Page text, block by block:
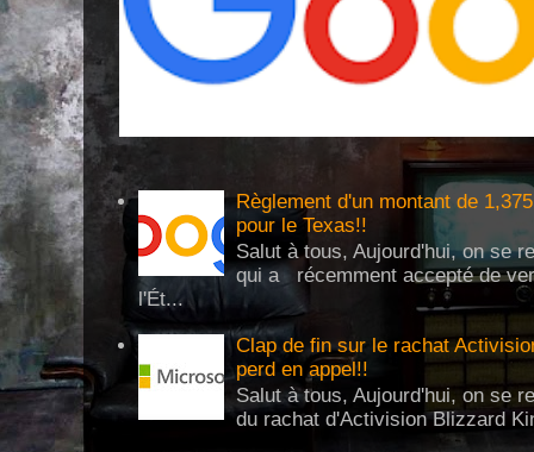
Règlement d'un montant de
pour le Texas!!
Salut à tous, Aujourd'hui, on se
qui a récemment accepté de
l'Ét...
Clap de fin sur le rachat
perd en appel!!
Salut à tous, Aujourd'hui, on se
du rachat d'Activision Blizzard